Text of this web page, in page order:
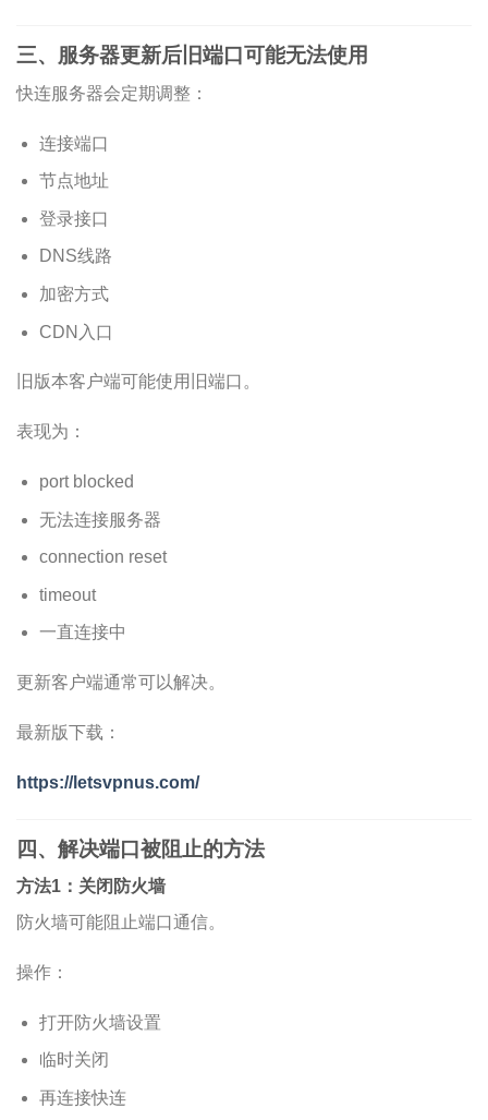
三、服务器更新后旧端口可能无法使用
快连服务器会定期调整：
连接端口
节点地址
登录接口
DNS线路
加密方式
CDN入口
旧版本客户端可能使用旧端口。
表现为：
port blocked
无法连接服务器
connection reset
timeout
一直连接中
更新客户端通常可以解决。
最新版下载：
https://letsvpnus.com/
四、解决端口被阻止的方法
方法1：关闭防火墙
防火墙可能阻止端口通信。
操作：
打开防火墙设置
临时关闭
再连接快连